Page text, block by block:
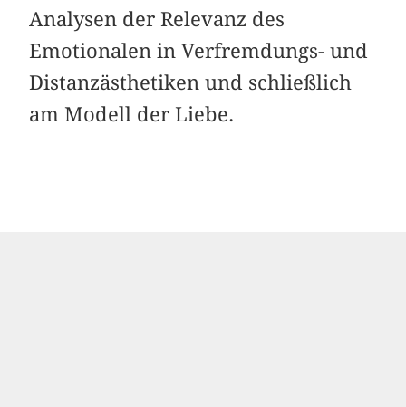
Analysen der Relevanz des
Emotionalen in Verfremdungs- und
Distanzästhetiken und schließlich
am Modell der Liebe.